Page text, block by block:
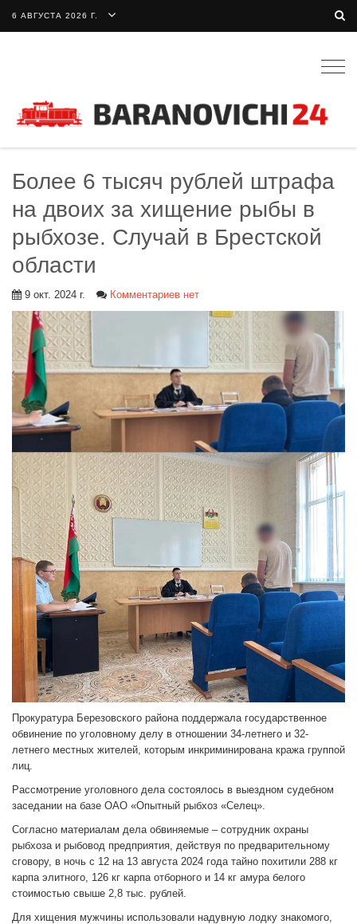
6 АВГУСТА 2026 Г.
Более 6 тысяч рублей штрафа
на двоих за хищение рыбы в
рыбхозе. Случай в Брестской
области
9 окт. 2024 г. Комментариев нет
Прокуратура Березовского района поддержала государственное
обвинение по уголовному делу в отношении 34-летнего и 32-
летнего местных жителей, которым инкриминирована кража группой
лиц.
Рассмотрение уголовного дела состоялось в выездном судебном
заседании на базе ОАО «Опытный рыбхоз «Селец».
Согласно материалам дела обвиняемые – сотрудник охраны
рыбхоза и рыбовод предприятия, действуя по предварительному
сговору, в ночь с 12 на 13 августа 2024 года тайно похитили 288 кг
карпа элитного, 126 кг карпа отборного и 14 кг амура белого
стоимостью свыше 2,8 тыс. рублей.
Для хищения мужчины использовали надувную лодку знакомого,